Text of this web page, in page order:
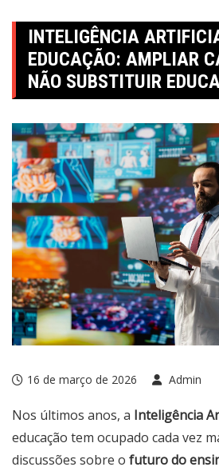
INTELIGÊNCIA
EDUCAÇÃO: AMPLIAR
NÃO SUBSTITUIR
16 de março de 2026 Admin
Nos últimos anos, a Inteligência
educação tem ocupado cada vez
discussões sobre o futuro do